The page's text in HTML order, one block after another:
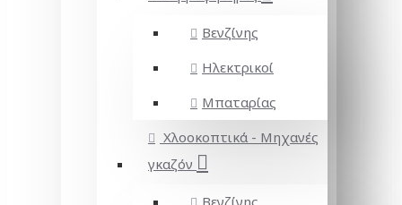
Βενζίνης
Ηλεκτρικοί
Μπαταρίας
Χλοοκοπτικά - Μηχανές
γκαζόν
Βενζίνης